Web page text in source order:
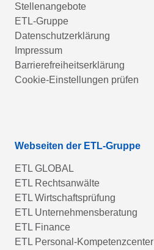
Stellenangebote
ETL-Gruppe
Datenschutzerklärung
Impressum
Barrierefreiheitserklärung
Cookie-Einstellungen prüfen
Webseiten der ETL-Gruppe
ETL GLOBAL
ETL Rechtsanwälte
ETL Wirtschaftsprüfung
ETL Unternehmensberatung
ETL Finance
ETL Personal-Kompetenzcenter